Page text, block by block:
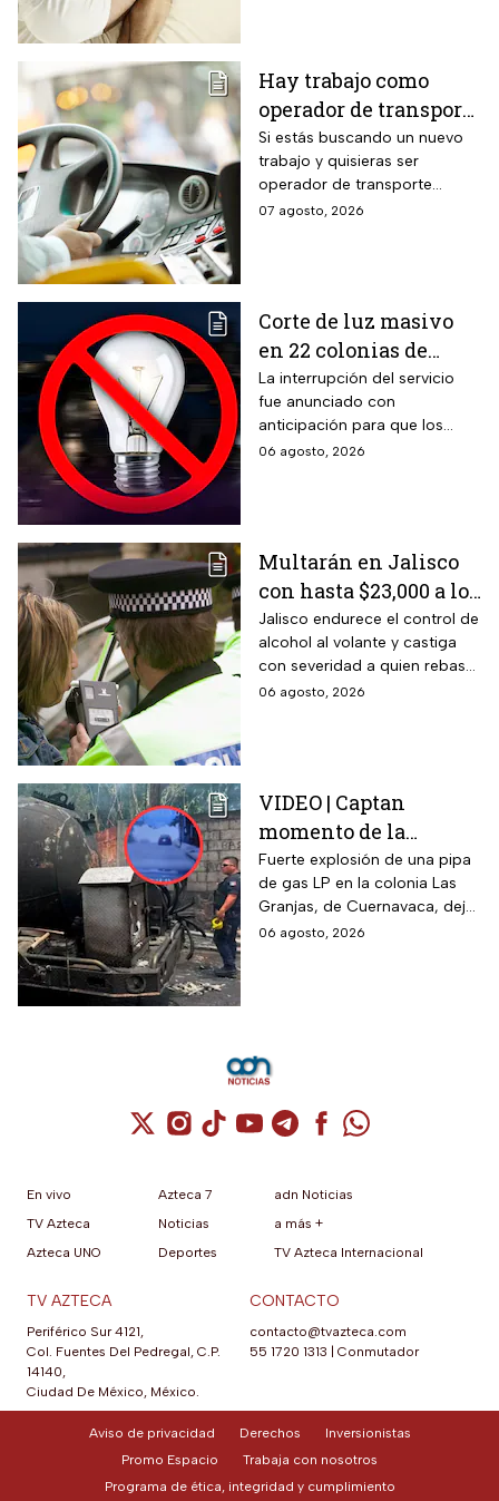
Hay trabajo como
operador de transporte
público con sueldo de
18 mil pesos, bonos y
despensa
Si estás buscando un nuevo
trabajo y quisieras ser
operador de transporte
público, publicaron algunas
07 agosto, 2026
Corte de luz masivo
en 22 colonias de
México; zonas
afectadas hoy 7 de
agosto
La interrupción del servicio
fue anunciado con
anticipación para que los
usuarios puedan tomar las
06 agosto, 2026
Multarán en Jalisco
con hasta $23,000 a los
conductores que
superen este límite en
la prueba de
alcoholemia
Jalisco endurece el control de
alcohol al volante y castiga
con severidad a quien rebase
el nuevo límite de sangre o
06 agosto, 2026
VIDEO | Captan
momento de la
explosión de pipa de
gas en Cuernavaca:
¡Imágenes sensibles!
Fuerte explosión de una pipa
de gas LP en la colonia Las
Granjas, de Cuernavaca, dejó
21 heridos y causó pánico
06 agosto, 2026
Cuenta de X / Twitter (se abre en una
Cuenta de Instagram (se abre en una
Cuenta de TikTok (se abre en
Cuenta de YouTube (se abre
Cuenta de Telegram (se
Cuenta de
Cuenta de
En vivo
TV Azteca
Azteca UNO
Azteca 7
Noticias
Deportes
adn Noticias
a más +
TV Azteca Internacional
TV AZTECA
Periférico Sur 4121,
Col. Fuentes Del Pedregal, C.P.
14140,
Ciudad De México, México.
CONTACTO
contacto@tvazteca.com
55 1720 1313
Conmutador
Aviso de privacidad Derechos
Inversionistas
Promo Espacio
Trabaja con nosotros
Programa de ética, integridad y cumplimiento